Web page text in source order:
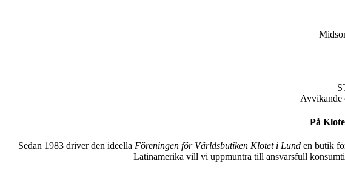
Avvikande
På
Sedan 1983 driver den ideella Föreningen för Världsbutiken Klotet i Lund en butik
Latinamerika vill vi uppmuntra till ansvarsfull